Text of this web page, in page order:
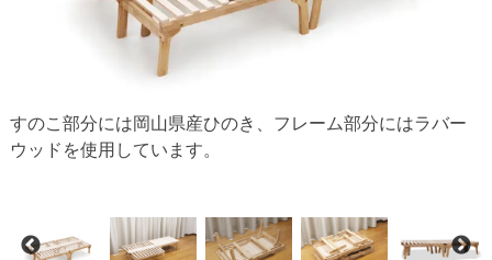
すのこ部分には岡山県産ひのき、フレーム部分にはラバー
ウッドを使用しています。